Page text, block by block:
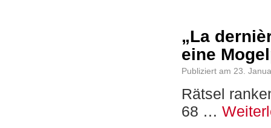
„La
eine
Publiziert am 23.
Rätsel
68 …